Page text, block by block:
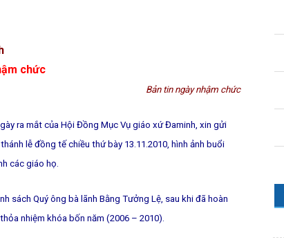
chức
Bản tin ngày nhậm chức
ra mắt của Hội Đồng Mục Vụ giáo xứ Đaminh, xin gửi
lễ đồng tế chiều thứ bày 13.11.2010, hình ảnh buổi
các giáo họ.
sách Quý ông bà lãnh Bằng Tưởng Lệ, sau khi đã hoàn
nhiệm khóa bốn năm (2006 – 2010).